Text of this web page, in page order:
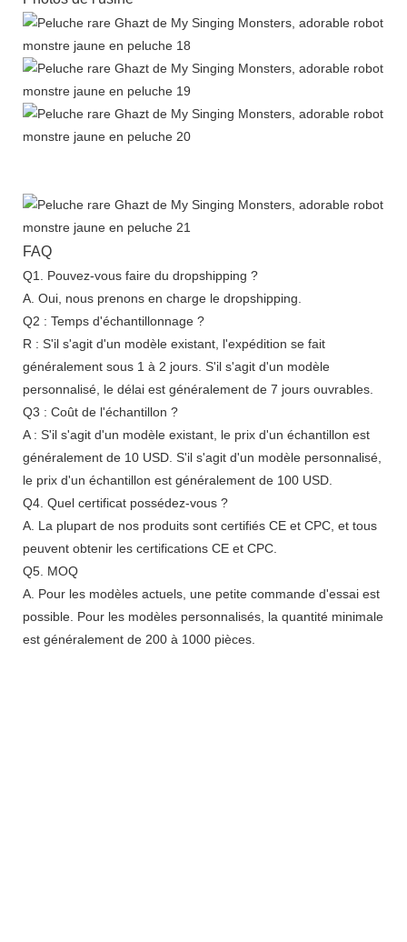
FAQ
Q1. Pouvez-vous faire du dropshipping ?
A. Oui, nous prenons en charge le dropshipping.
Q2 : Temps d'échantillonnage ?
R : S'il s'agit d'un modèle existant, l'expédition se fait
généralement sous 1 à 2 jours. S'il s'agit d'un modèle
personnalisé, le délai est généralement de 7 jours ouvrables.
Q3 : Coût de l'échantillon ?
A : S'il s'agit d'un modèle existant, le prix d'un échantillon est
généralement de 10 USD. S'il s'agit d'un modèle personnalisé,
le prix d'un échantillon est généralement de 100 USD.
Q4. Quel certificat possédez-vous ?
A. La plupart de nos produits sont certifiés CE et CPC, et tous
peuvent obtenir les certifications CE et CPC.
Q5. MOQ
A. Pour les modèles actuels, une petite commande d'essai est
possible. Pour les modèles personnalisés, la quantité minimale
est généralement de 200 à 1000 pièces.